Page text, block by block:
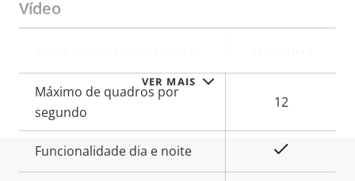
VER MAIS
Vídeo
da
propriedade
propriedade
Máximo de quadros por
segundo
12
Funcionalidade dia e noite